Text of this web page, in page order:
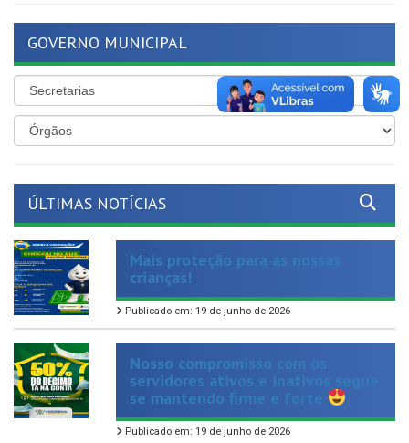
Mais proteção para as nossas
crianças!
Publicado em: 19 de junho de 2026
Nosso compromisso com os
servidores ativos e inativos segue
se mantendo firme e forte
Publicado em: 19 de junho de 2026